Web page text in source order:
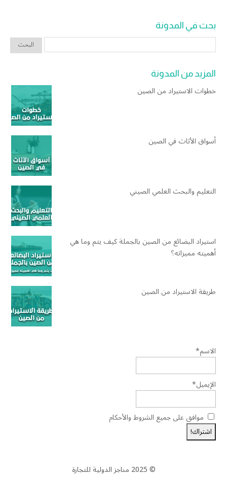
بحث في المدونة
المزيد من المدونة
خطوات الاستيراد من الصين
أسواق الأثاث في الصين
التعليم والبحث العلمي الصيني
استيراد البضائع من الصين بالجملة كيف يتم وما هي
أهميته مميزاته؟
طريقة الاستيراد من الصين
الاسم*
الإيميل*
موافق على جميع الشروط والأحكام
© 2025 مناجز الدولية للتجارة